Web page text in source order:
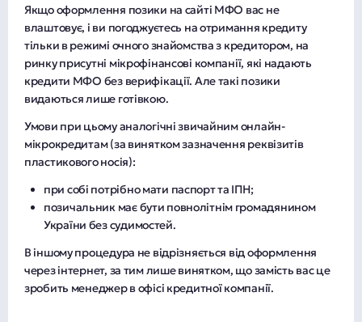
Якщо оформлення позики на сайті МФО вас не
влаштовує, і ви погоджуєтесь на отримання кредиту
тільки в режимі очного знайомства з кредитором, на
ринку присутні мікрофінансові компанії, які надають
кредити МФО без верифікації. Але такі позики
видаються лише готівкою.
Умови при цьому аналогічні звичайним онлайн-
мікрокредитам (за винятком зазначення реквізитів
пластикового носія):
при собі потрібно мати паспорт та ІПН;
позичальник має бути повнолітнім громадянином
України без судимостей.
В іншому процедура не відрізняється від оформлення
через інтернет, за тим лише винятком, що замість вас це
зробить менеджер в офісі кредитної компанії.